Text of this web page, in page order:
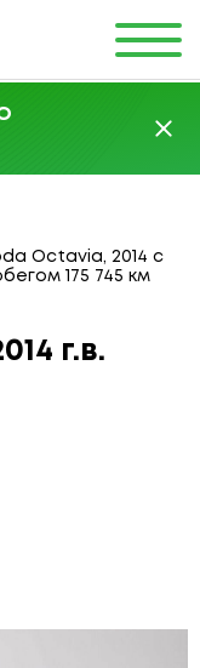
Octavia, 2014 с
175 745 км
г.в.